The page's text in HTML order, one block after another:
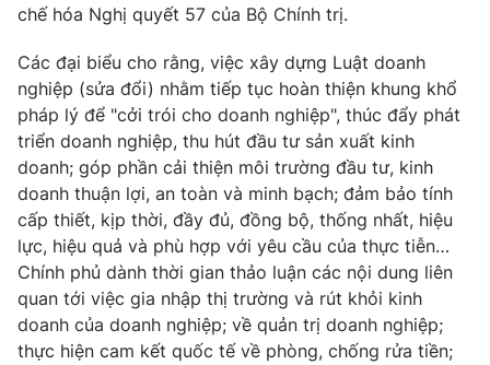
Theo dõi báo trên
Cơ quan chủ quản:Đài Truyền hình Việt Nam
Cơ quan báo chí:Thời báo VTV
Giấy phép hoạt động báo in và báo điện tử số 483/GP-BTTTT
cấp ngày 29/12/2023
Tổng Biên tập:Vũ Thanh Thủy
Phó Tổng Biên tập: Nguyễn Thị Mỹ Hạnh, Phạm Quốc Thắng,
Nguyễn Trọng Ninh
Tổng đài VTV:024.38 355 931 - 024.38 355 932
chế hóa Nghị quyết 57 của Bộ Chính trị.
Các đại biểu cho rằng, việc xây dựng Luật doanh
nghiệp (sửa đổi) nhằm tiếp tục hoàn thiện khung khổ
pháp lý để "cởi trói cho doanh nghiệp", thúc đẩy phát
triển doanh nghiệp, thu hút đầu tư sản xuất kinh
doanh; góp phần cải thiện môi trường đầu tư, kinh
doanh thuận lợi, an toàn và minh bạch; đảm bảo tính
cấp thiết, kịp thời, đầy đủ, đồng bộ, thống nhất, hiệu
lực, hiệu quả và phù hợp với yêu cầu của thực tiễn…
Chính phủ dành thời gian thảo luận các nội dung liên
quan tới việc gia nhập thị trường và rút khỏi kinh
doanh của doanh nghiệp; về quản trị doanh nghiệp;
thực hiện cam kết quốc tế về phòng, chống rửa tiền;